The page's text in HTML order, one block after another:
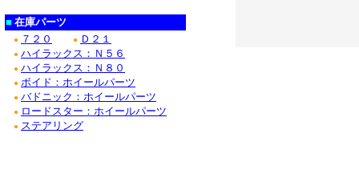
■ 在庫パーツ
● ７２０ ● Ｄ２１
● ハイラックス：Ｎ５６
● ハイラックス：Ｎ８０
● ボイド：ホイールパーツ
● バドニック：ホイールパーツ
● ロードスター：ホイールパーツ
● ステアリング